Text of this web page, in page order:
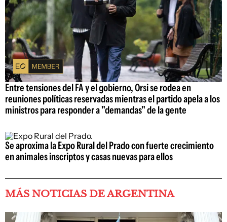
Entre tensiones del FA y el gobierno, Orsi se rodea en
reuniones políticas reservadas mientras el partido apela a los
ministros para responder a "demandas" de la gente
Se aproxima la Expo Rural del Prado con fuerte crecimiento
en animales inscriptos y casas nuevas para ellos
MÁS NOTICIAS DE ARGENTINA